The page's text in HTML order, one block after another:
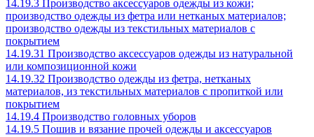
14.19.3 Производство аксессуаров одежды из кожи;
производство одежды из фетра или нетканых материалов;
производство одежды из текстильных материалов с
покрытием
14.19.31 Производство аксессуаров одежды из натуральной
или композиционной кожи
14.19.32 Производство одежды из фетра, нетканых
материалов, из текстильных материалов с пропиткой или
покрытием
14.19.4 Производство головных уборов
14.19.5 Пошив и вязание прочей одежды и аксессуаров